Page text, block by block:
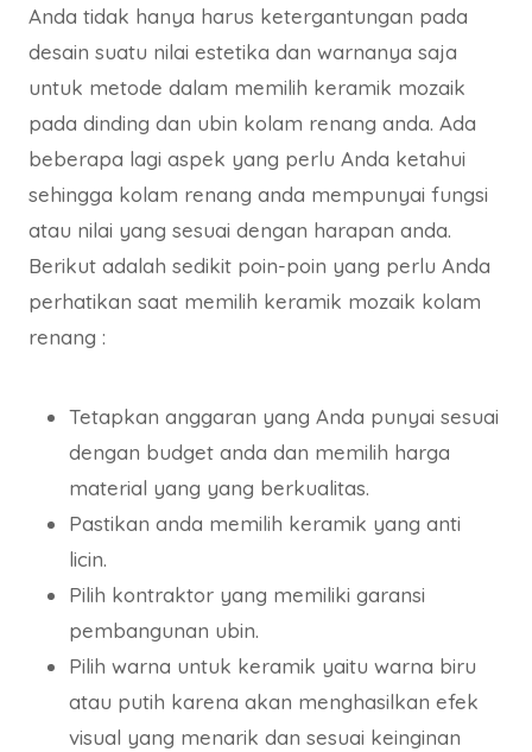
Anda tidak hanya harus ketergantungan pada
desain suatu nilai estetika dan warnanya saja
untuk metode dalam memilih keramik mozaik
pada dinding dan ubin kolam renang anda. Ada
beberapa lagi aspek yang perlu Anda ketahui
sehingga kolam renang anda mempunyai fungsi
atau nilai yang sesuai dengan harapan anda.
Berikut adalah sedikit poin-poin yang perlu Anda
perhatikan saat memilih keramik mozaik kolam
renang :
Tetapkan anggaran yang Anda punyai sesuai
dengan budget anda dan memilih harga
material yang yang berkualitas.
Pastikan anda memilih keramik yang anti
licin.
Pilih kontraktor yang memiliki garansi
pembangunan ubin.
Pilih warna untuk keramik yaitu warna biru
atau putih karena akan menghasilkan efek
visual yang menarik dan sesuai keinginan